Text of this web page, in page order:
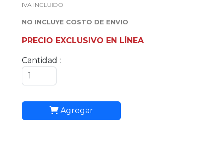
IVA INCLUIDO
NO INCLUYE COSTO DE ENVIO
PRECIO EXCLUSIVO EN LÍNEA
Cantidad :
Agregar